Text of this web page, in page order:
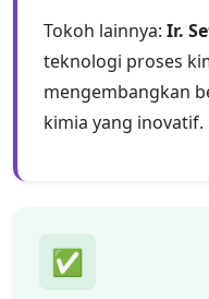
Tokoh lainnya: Ir.
teknologi proses
mengembangkan
kimia yang inovatif.
✅